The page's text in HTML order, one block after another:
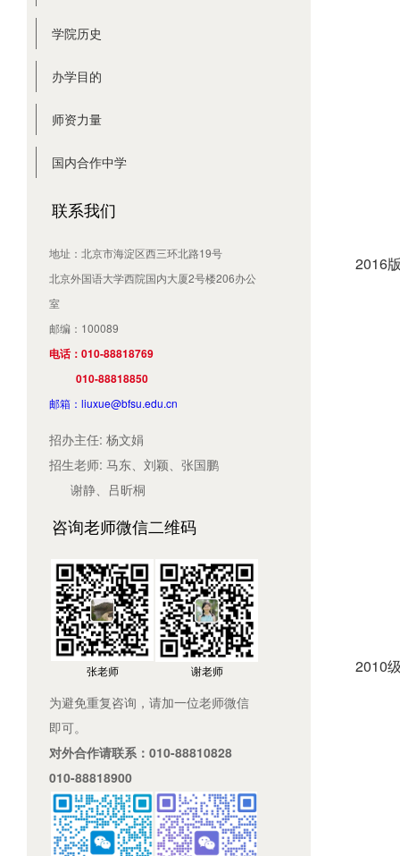
学院历史
办学目的
师资力量
国内合作中学
联系我们
地址：北京市海淀区西三环北路19号
北京外国语大学西院国内大厦2号楼206办公
室
邮编：100089
电话：010-88818769
010-88818850
邮箱：liuxue@bfsu.edu.cn
招办主任: 杨文娟
招生老师: 马东、刘颖、张国鹏
谢静、吕昕桐
咨询老师微信二维码
张老师 谢老师
为避免重复咨询，请加一位老师微信
即可。
对外合作请联系：010-88810828
010-88818900
2016
2010